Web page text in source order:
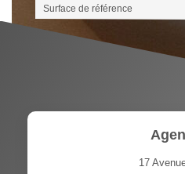
Surface de référence
17